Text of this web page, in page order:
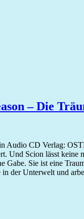
– Die
Audio CD Verlag:
Und Scion lässt
Gabe. Sie ist eine
in der Unterwelt und